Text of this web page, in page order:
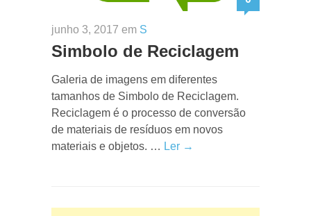
junho 3, 2017 em S
Simbolo de Reciclagem
Galeria de imagens em diferentes
tamanhos de Simbolo de Reciclagem.
Reciclagem é o processo de conversão
de materiais de resíduos em novos
materiais e objetos. … Ler →